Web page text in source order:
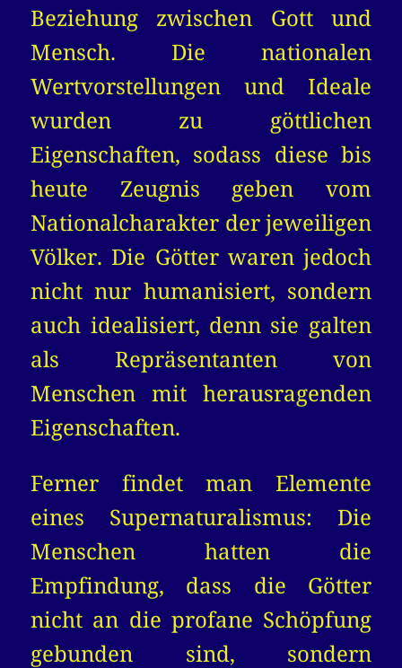
Beziehung zwischen Gott und
Mensch. Die nationalen
Wertvorstellungen und Ideale
wurden zu göttlichen
Eigenschaften, sodass diese bis
heute Zeugnis geben vom
Nationalcharakter der jeweiligen
Völker. Die Götter waren jedoch
nicht nur humanisiert, sondern
auch idealisiert, denn sie galten
als Repräsentanten von
Menschen mit herausragenden
Eigenschaften.
Ferner findet man Elemente
eines Supernaturalismus: Die
Menschen hatten die
Empfindung, dass die Götter
nicht an die profane Schöpfung
gebunden sind, sondern